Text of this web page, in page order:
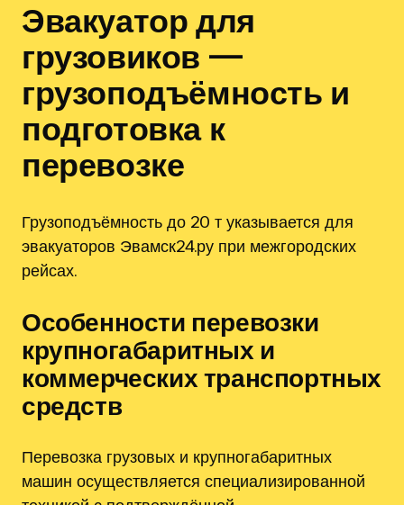
Эвакуатор для
грузовиков —
грузоподъёмность и
подготовка к
перевозке
Грузоподъёмность до 20 т указывается для
эвакуаторов Эвамск24.ру при межгородских
рейсах.
Особенности перевозки
крупногабаритных и
коммерческих транспортных
средств
Перевозка грузовых и крупногабаритных
машин осуществляется специализированной